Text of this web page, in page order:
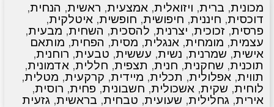
מכונית, ברית, ויזואלית, אמצעית, ראשית, הנחית,
דוכסית, חיננית, חיפושית, חופשית, איטלקית,
פרסית, זכוכית, יצרנית, להסכית, השחית, מבעית,
עצמית, מומחית, אנגלית, מסית, הפחית, מותאם
אישית, שמרנית, נשית, עששית, טבעית, רוחנית,
תוכנית, שחקנית, חנית, תצפית, חללית, אדמונית,
תווית, אפלולית, תכלית, מיידית, קרקעית, מטלית,
לוחית, שקית, אשכולית, חשבונית, פחית, רוסית,
אירית, גחלילית, שעועית, טבחית, בראשית, גזעית